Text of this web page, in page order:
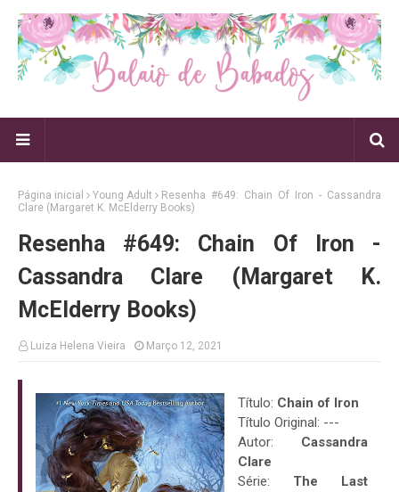
Página inicial Young Adult
Resenha #649: Chain Of Iron - Cassandra
Clare (Margaret K. McElderry Books)
Resenha #649: Chain Of Iron -
Cassandra Clare (Margaret K.
McElderry Books)
Luiza Helena Vieira Março 12, 2021
Título: Chain of Iron
Título Original: ---
Autor: Cassandra
Clare
Série: The Last